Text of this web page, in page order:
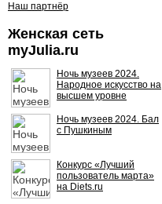
Наш партнёр
Женская сеть
myJulia.ru
Ночь музеев 2024.
Народное искусство на
высшем уровне
Ночь музеев 2024. Бал
с Пушкиным
Конкурс «Лучший
пользователь марта»
на Diets.ru